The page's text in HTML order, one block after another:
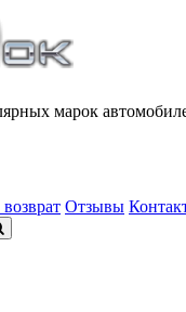
марок
Отзывы